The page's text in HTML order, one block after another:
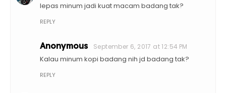
lepas minum jadi kuat macam badang tak?
REPLY
Anonymous September 6, 2017 at 12:54 PM
Kalau minum kopi badang nih jd badang tak?
REPLY